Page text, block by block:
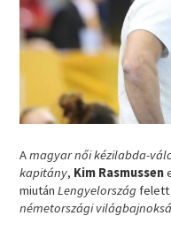
Amagyar női kézilabda-
kapitány, Kim Rasmussen
miutánLengyelországfelett
németországi